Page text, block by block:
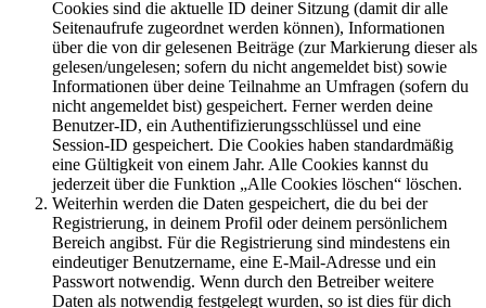
Cookies sind die aktuelle ID deiner Sitzung (damit dir alle
Seitenaufrufe zugeordnet werden können), Informationen
über die von dir gelesenen Beiträge (zur Markierung dieser als
gelesen/ungelesen; sofern du nicht angemeldet bist) sowie
Informationen über deine Teilnahme an Umfragen (sofern du
nicht angemeldet bist) gespeichert. Ferner werden deine
Benutzer-ID, ein Authentifizierungsschlüssel und eine
Session-ID gespeichert. Die Cookies haben standardmäßig
eine Gültigkeit von einem Jahr. Alle Cookies kannst du
jederzeit über die Funktion „Alle Cookies löschen“ löschen.
Weiterhin werden die Daten gespeichert, die du bei der
Registrierung, in deinem Profil oder deinem persönlichem
Bereich angibst. Für die Registrierung sind mindestens ein
eindeutiger Benutzername, eine E-Mail-Adresse und ein
Passwort notwendig. Wenn durch den Betreiber weitere
Daten als notwendig festgelegt wurden, so ist dies für dich